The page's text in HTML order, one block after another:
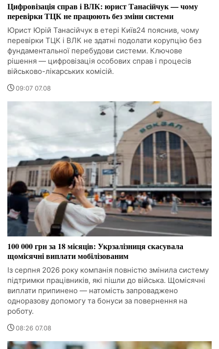
Цифровізація справ і ВЛК: юрист Танасійчук — чому
перевірки ТЦК не працюють без зміни системи
Юрист Юрій Танасійчук в етері Київ24 пояснив, чому
перевірки ТЦК і ВЛК не здатні подолати корупцію без
фундаментальної перебудови системи. Ключове
рішення — цифровізація особових справ і процесів
військово-лікарських комісій.
09:07 07.08
100 000 грн за 18 місяців: Укрзалізниця скасувала
щомісячні виплати мобілізованим
Із серпня 2026 року компанія повністю змінила систему
підтримки працівників, які пішли до війська. Щомісячні
виплати припинено — натомість запроваджено
одноразову допомогу та бонуси за повернення на
роботу.
08:26 07.08